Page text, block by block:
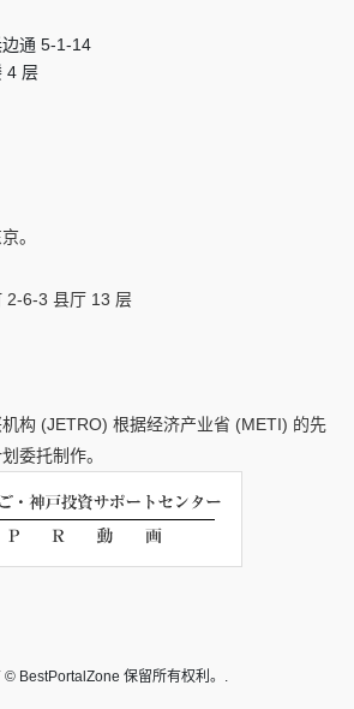
通 5-1-14
4 层
。
2-6-3 县厅 13 层
构 (JETRO) 根据经济产业省 (METI) 的先
委托制作。
© BestPortalZone 保留所有权利。.